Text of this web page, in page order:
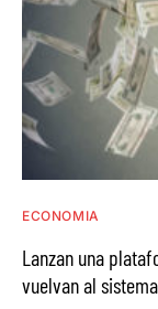
ECONOMIA
Lanzan una
vuelvan al